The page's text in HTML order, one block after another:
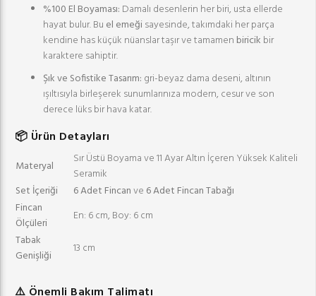
%100 El Boyaması: Damalı desenlerin her biri, usta ellerde
hayat bulur. Bu el emeği sayesinde, takımdaki her parça
kendine has küçük nüanslar taşır ve tamamen biricik bir
karaktere sahiptir.
Şık ve Sofistike Tasarım: gri-beyaz dama deseni, altının
ışıltısıyla birleşerek sunumlarınıza modern, cesur ve son
derece lüks bir hava katar.
📦 Ürün Detayları
Materyal
Sır Üstü Boyama ve 11 Ayar Altın İçeren Yüksek Kaliteli
Seramik
Set İçeriği
6 Adet Fincanve 6 Adet Fincan Tabağı
Fincan
Ölçüleri
En: 6 cm, Boy: 6 cm
Tabak
Genişliği
13 cm